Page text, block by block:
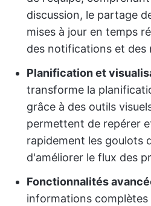
discussion, le partage
mises à jour en temps
des notifications et des
Planification et
transforme la
grâce à des outils
permettent de repérer
rapidement les goulots
d'améliorer le flux des
Fonctionnalités
informations complètes